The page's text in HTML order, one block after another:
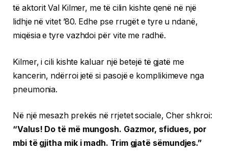
të aktorit Val Kilmer, me të cilin kishte qenë në një
lidhje në vitet ’80. Edhe pse rrugët e tyre u ndanë,
miqësia e tyre vazhdoi për vite me radhë.
Kilmer, i cili kishte kaluar një betejë të gjatë me
kancerin, ndërroi jetë si pasojë e komplikimeve nga
pneumonia.
Në një mesazh prekës në rrjetet sociale, Cher shkroi:
“Valus! Do të më mungosh. Gazmor, sfidues, por
mbi të gjitha mik i madh. Trim gjatë sëmundjes.”